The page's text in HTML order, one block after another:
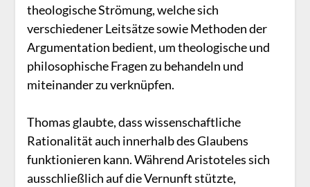
theologische Strömung, welche sich
verschiedener Leitsätze sowie Methoden der
Argumentation bedient, um theologische und
philosophische Fragen zu behandeln und
miteinander zu verknüpfen.
Thomas glaubte, dass wissenschaftliche
Rationalität auch innerhalb des Glaubens
funktionieren kann. Während Aristoteles sich
ausschließlich auf die Vernunft stützte,